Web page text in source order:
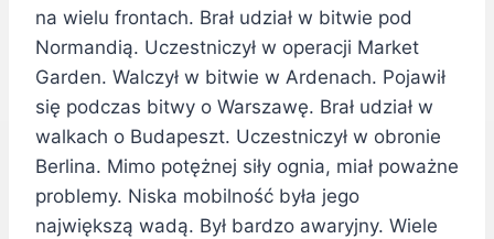
na wielu frontach. Brał udział w bitwie pod
Normandią. Uczestniczył w operacji Market
Garden. Walczył w bitwie w Ardenach. Pojawił
się podczas bitwy o Warszawę. Brał udział w
walkach o Budapeszt. Uczestniczył w obronie
Berlina. Mimo potężnej siły ognia, miał poważne
problemy. Niska mobilność była jego
największą wadą. Był bardzo awaryjny. Wiele